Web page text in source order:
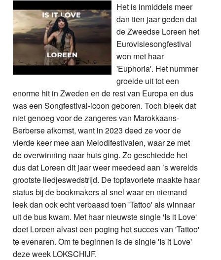
Info
Het is inmiddels meer
dan tien jaar geden dat
de Zweedse Loreen het
Eurovisiesongfestival
won met haar
'Euphoria'. Het nummer
groeide uit tot een
enorme hit in Zweden en de rest van Europa en dus
was een Songfestival-icoon geboren. Toch bleek dat
niet genoeg voor de zangeres van Marokkaans-
Berberse afkomst, want in 2023 deed ze voor de
vierde keer mee aan Melodifestivalen, waar ze met
de overwinning naar huis ging. Zo geschiedde het
dus dat Loreen dit jaar weer meedeed aan ’s werelds
grootste liedjeswedstrijd. De topfavoriete maakte haar
status bij de bookmakers al snel waar en niemand
leek dan ook echt verbaasd toen 'Tattoo' als winnaar
uit de bus kwam. Met haar nieuwste single 'Is it Love'
doet Loreen alvast een poging het succes van 'Tattoo'
te evenaren. Om te beginnen is de single 'Is it Love'
deze week LOKSCHIJF.